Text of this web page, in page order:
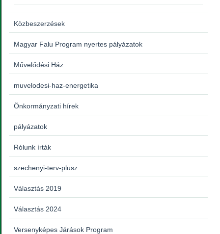
Közbeszerzések
Magyar Falu Program nyertes pályázatok
Művelődési Ház
muvelodesi-haz-energetika
Önkormányzati hírek
pályázatok
Rólunk írták
szechenyi-terv-plusz
Választás 2019
Választás 2024
Versenyképes Járások Program